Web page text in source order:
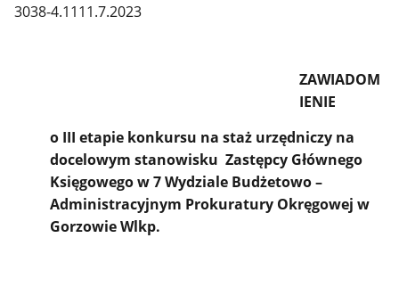
3038-4.1111.7.2023
ZAWIADOM
IENIE
o III etapie konkursu na staż urzędniczy na
docelowym stanowisku Zastępcy Głównego
Księgowego w 7 Wydziale Budżetowo –
Administracyjnym Prokuratury Okręgowej w
Gorzowie Wlkp.